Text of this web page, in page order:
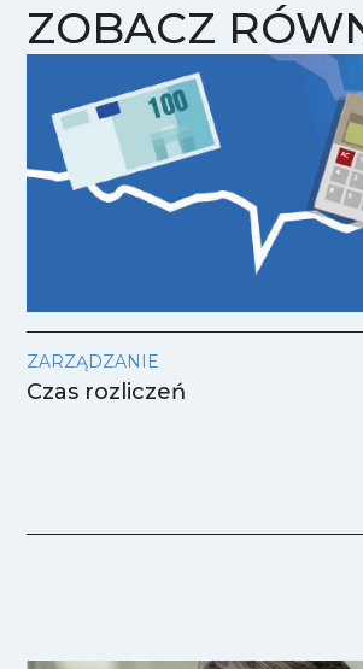
ZOBACZ
ZARZĄDZANIE
Czas rozliczeń